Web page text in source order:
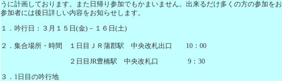
うに計画しております。また日帰り参加でもかまいません。出来るだけ多くの方の参加をお
参加者には後日詳しい内容をお知らせします。
１．吟行日：３月１５日 (金) －１６日 (土)
２．集合場所・時間 １日目ＪＲ蒲郡駅 中央改札出口 10 ： 00
２日目 JR豊橋駅 中央改札口 9 ： 30
３． 1 日目の吟行地